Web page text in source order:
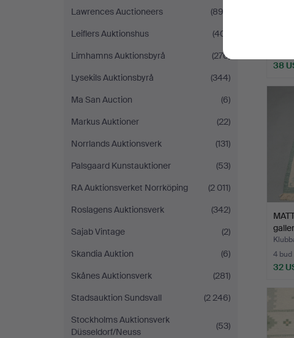
Lawrences Auctioneers
(893)
Leiflers Auktionshus
(401)
Limhamns Auktionsbyrå
(276)
Lysekils Auktionsbyrå
(344)
Ma San Auction
(6)
Markus Auktioner
(22)
Norrlands Auktionsverk
(131)
Palsgaard Kunstauktioner
(53)
RA Auktionsverket Norrköping
(2 011)
Roslagens Auktionsverk
(342)
Sajab Vintage
(2)
Skandia Auktion
(6)
Skånes Auktionsverk
(281)
Stadsauktion Sundsvall
(2 246)
Stockholms Auktionsverk
Düsseldorf/Neuss
(53)
38
4 bud
32